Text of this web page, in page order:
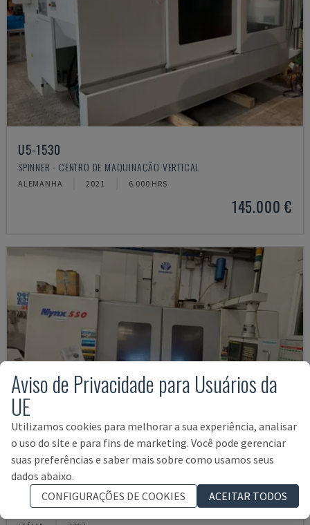
U5-1530
SPINNER - CENTRO DE MAQUINAÇÃO VERTICAL
ALEMANHA 2021 6.000 HRS
145.000 €
MYNX 550
DAEWOO - CENTRO DE MAQUINAÇÃO VERTICAL
Aviso de Privacidade para Usuários da
UE
Utilizamos cookies para melhorar a sua experiência, analisar
o uso do site e para fins de marketing. Você pode gerenciar
suas preferências e saber mais sobre como usamos seus
dados abaixo.
CONFIGURAÇÕES DE COOKIES
ACEITAR TODOS